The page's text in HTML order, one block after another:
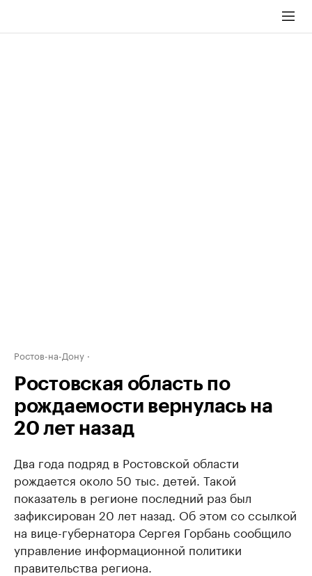
Ростов-на-Дону
Ростовская область по
рождаемости вернулась на
20 лет назад
Два года подряд в Ростовской области
рождается около 50 тыс. детей. Такой
показатель в регионе последний раз был
зафиксирован 20 лет назад. Об этом со ссылкой
на вице-губернатора Сергея Горбань сообщило
управление информационной политики
правительства региона.